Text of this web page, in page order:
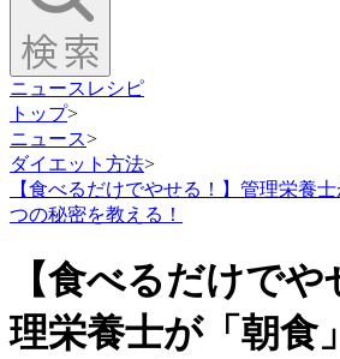
ニュース レシピ
トップ>
ニュース>
ダイエット方法>
【食べるだけでやせる！】管理栄養
つの秘密を教える！
【食べるだけで
理栄養士が「朝食